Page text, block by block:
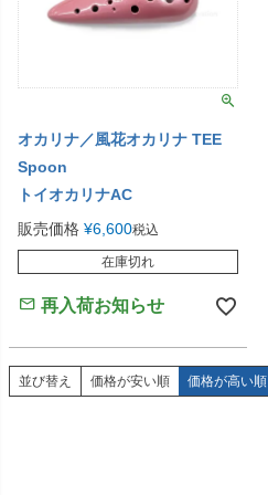
オカリナ／風花オカリナ TEE
Spoon
トイオカリナAC
販売価格 ¥6,600税込
在庫切れ
再入荷お知らせ
並び替え 価格が安い順 価格が高い順